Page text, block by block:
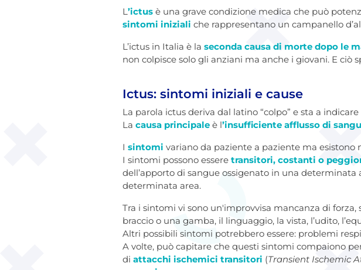
L’ictus è una grave condizione medica che può
sintomi iniziali che rappresentano un campanello
L’ictus in Italia è la seconda causa di morte dopo le
non colpisce solo gli anziani ma anche i giovani. E ciò
Ictus: sintomi iniziali e cause
La parola ictus deriva dal latino “colpo” e sta a indicare
La causa principale è l’insufficiente afflusso di
I sintomi variano da paziente a paziente ma esistono
I sintomi possono essere transitori, costanti o
dell’apporto di sangue ossigenato in una
determinata area.
Tra i sintomi vi sono un'improvvisa mancanza di
braccio o una gamba, il linguaggio, la vista, l’udito,
Altri possibili sintomi potrebbero essere: problemi
A volte, può capitare che questi sintomi compaiono
di attacchi ischemici transitori (Transient Ischemic